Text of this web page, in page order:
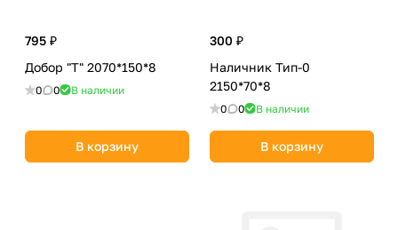
795 ₽
Добор "Т" 2070*150*8
0 0 В наличии
В корзину
300 ₽
Наличник Тип-0
2150*70*8
0 0 В наличии
В корзину